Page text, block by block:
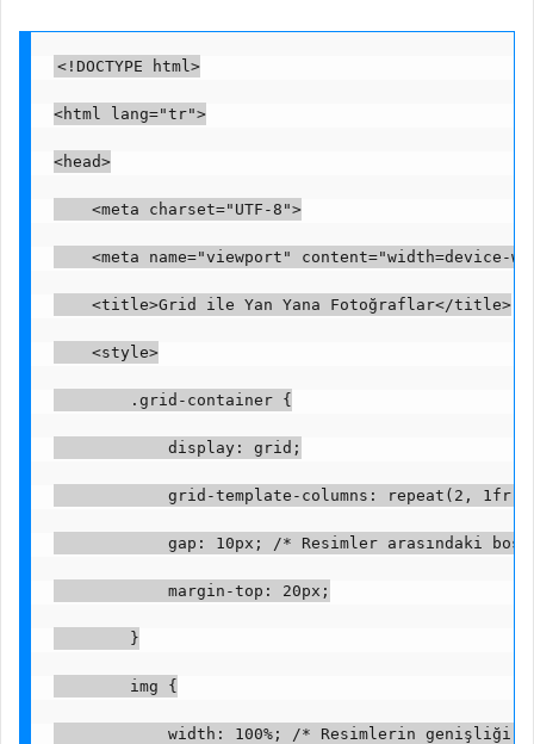
<!DOCTYPE html>
<html lang="tr">
<head>
    <meta charset="UTF-8">
<meta name="viewport" content="width=device-
    <title>Grid ile Yan Yana Fotoğraflar</title>
    <style>
        .grid-container {
            display: grid;
            grid-template-columns: repeat(2, 1fr);
gap: 10px; /* Resimler arasındaki
            margin-top: 20px;
        }
        img {
width: 100%; /* Resimlerin genişliği